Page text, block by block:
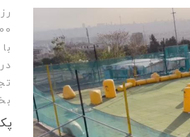
200عدد گلوله